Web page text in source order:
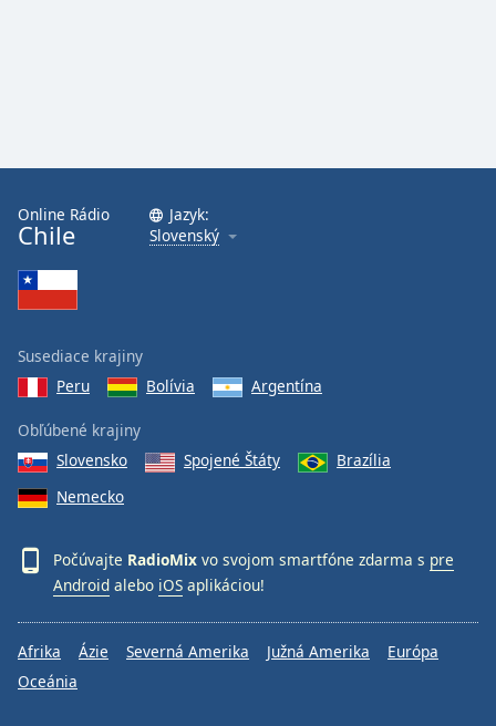
Font
Family
Done
Dialog
End
dialog
Online Rádio
Chile
Jazyk:
Slovenský
Susediace krajiny
Peru
Bolívia Argentína
Obľúbené krajiny
Slovensko
Spojené Štáty
Brazília
Nemecko
Počúvajte RadioMix vo svojom smartfóne zdarma s pre
Android alebo iOS aplikáciou!
Afrika Ázie Severná Amerika Južná Amerika
Európa
Oceánia